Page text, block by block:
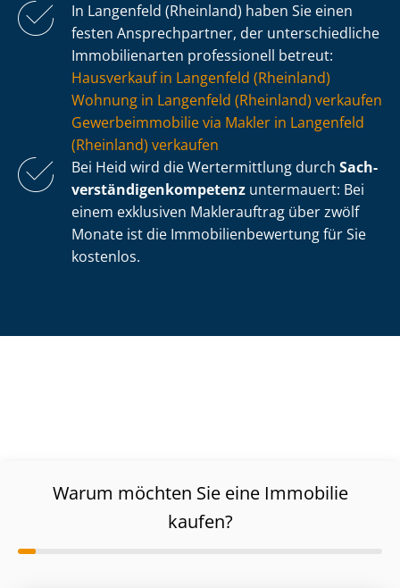
In Langenfeld (Rheinland) haben Sie einen
festen Ansprechpartner, der un­ter­schied­li­che
Immobilienarten professionell betreut:
Hausverkauf in Langenfeld (Rheinland)
Wohnung in Langenfeld (Rheinland) verkaufen
Ge­wer­be­im­mo­bi­lie via Makler in Langenfeld
(Rheinland) verkaufen
Bei Heid wird die Wertermittlung durch Sach­
ver­stän­di­gen­kom­pe­tenz untermauert: Bei
einem exklusiven Maklerauftrag über zwölf
Monate ist die Im­mo­bi­li­en­be­wer­tung für Sie
kostenlos.
Warum möchten Sie eine Immobilie
kaufen?